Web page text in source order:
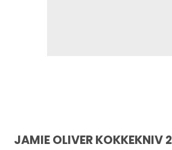
JAMIE OLIVER KOKKEKNIV